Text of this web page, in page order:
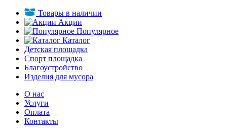
Товары в наличии
Акции
Популярное
Каталог
Детская площадка
Спорт площадка
Благоустройство
Изделия для мусора
О нас
Услуги
Оплата
Контакты